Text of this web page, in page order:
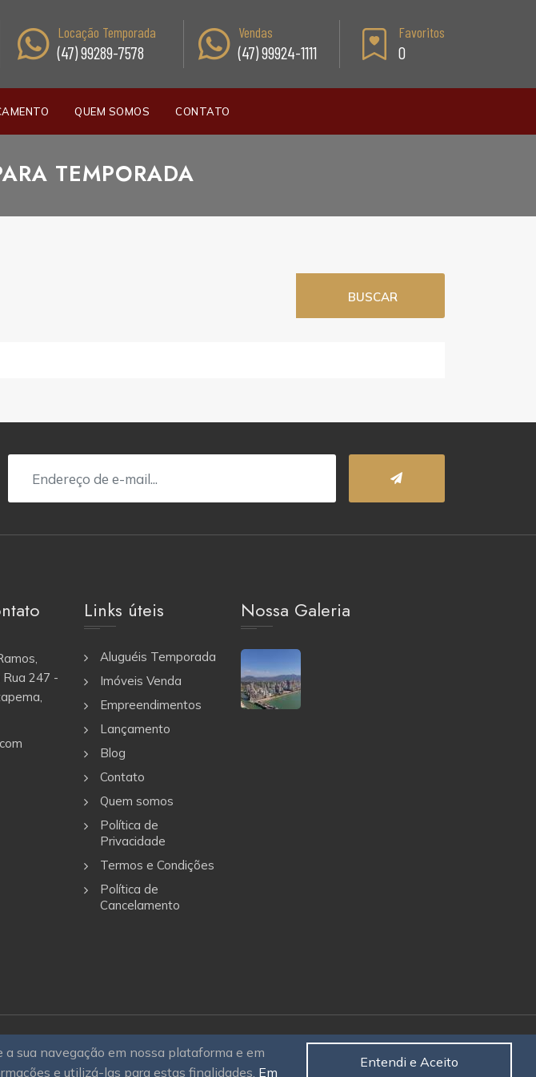
sua navegação em nossa plataforma e em
e utilizá-las para estas finalidades. Em
Entendi e Aceito
Locação Temporada
(47) 99289-7578
Vendas
(47) 99924-1111
Favoritos
0
QUEM SOMOS CONTATO
TEMPORADA
BUSCAR
247 -
Links úteis
Aluguéis Temporada
Imóveis Venda
Empreendimentos
Lançamento
Blog
Contato
Quem somos
Política de
Privacidade
Termos e Condições
Política de
Cancelamento
Nossa Galeria